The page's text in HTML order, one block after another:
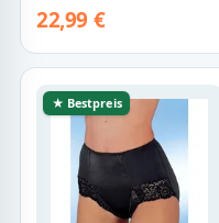
22,99 €
★ Bestpreis